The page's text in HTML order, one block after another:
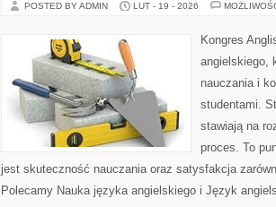
POSTED BY ADMIN LUT - 19 - 2026
Kongres
angielskiego,
nauczania i
studentami.
stawiają na
proces. To
jest skuteczność nauczania oraz satysfakcja
Polecamy Nauka języka angielskiego i Język